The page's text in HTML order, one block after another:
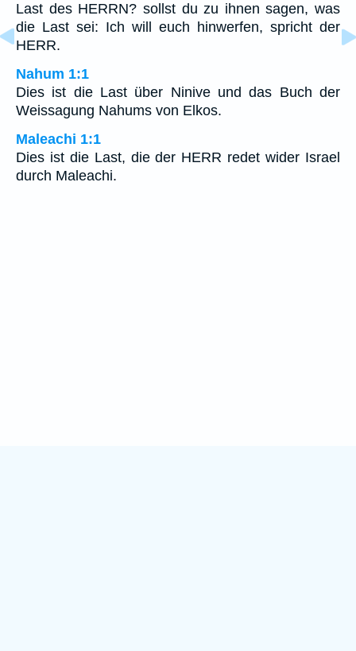
Last des HERRN? sollst du zu ihnen sagen, was
die Last sei: Ich will euch hinwerfen, spricht der
HERR.
Nahum 1:1
Dies ist die Last über Ninive und das Buch der
Weissagung Nahums von Elkos.
Maleachi 1:1
Dies ist die Last, die der HERR redet wider Israel
durch Maleachi.